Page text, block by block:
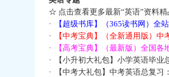
☆ 点击查看更多最新“英语”资料
·
【超级书库】（365读书网）全
·
【中考宝典】（全新通用版）中
·
【高考宝典】（最新版）全国各
·
【小升初大礼包】小学英语毕业
·
【中考大礼包】中考英语总复